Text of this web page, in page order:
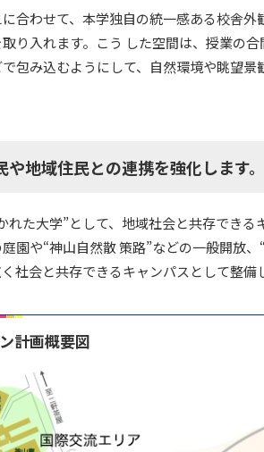
合わせて、本学独自の統一感ある校舎
り入れます。こう した空間は、授業の
包み込むようにして、自然環境や眺望景
や地域住民との連携を強化します。
れた大学”として、地域社会と共存でき
園や“神山自然散 策路”などの一般開放
社会と共存できるキャンパスとして整備
計画概要図